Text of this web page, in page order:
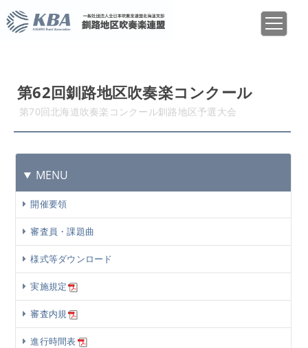
第62回釧路地区吹奏楽コンクール
第70回北海道吹奏楽コンクール釧路地区予選大会
MENU
開催要領
審査員・課題曲
様式等ダウンロード
実施規定
審査内規
進行時間表